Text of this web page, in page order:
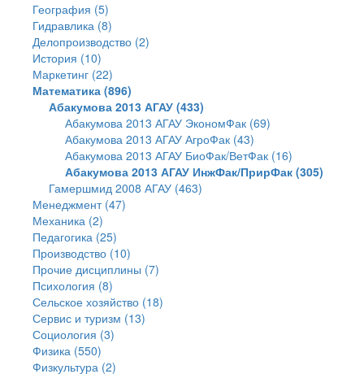
География (5)
Гидравлика (8)
Делопроизводство (2)
История (10)
Маркетинг (22)
Математика (896)
Абакумова 2013 АГАУ (433)
Абакумова 2013 АГАУ ЭкономФак (69)
Абакумова 2013 АГАУ АгроФак (43)
Абакумова 2013 АГАУ БиоФак/ВетФак (16)
Абакумова 2013 АГАУ ИнжФак/ПрирФак (305)
Гамершмид 2008 АГАУ (463)
Менеджмент (47)
Механика (2)
Педагогика (25)
Производство (10)
Прочие дисциплины (7)
Психология (8)
Сельское хозяйство (18)
Сервис и туризм (13)
Социология (3)
Физика (550)
Физкультура (2)